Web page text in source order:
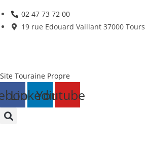
Skip
to
02 47 73 72 00
19 rue Edouard Vaillant 37000 Tours
Site Touraine Propre
LinkedinYoutube